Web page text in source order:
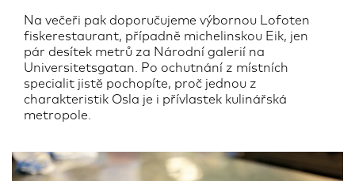
Na večeři pak doporučujeme výbornou Lofoten
fiskerestaurant, případně michelinskou Eik, jen
pár desítek metrů za Národní galerií na
Universitetsgatan. Po ochutnání z místních
specialit jistě pochopíte, proč jednou z
charakteristik Osla je i přívlastek kulinářská
metropole.